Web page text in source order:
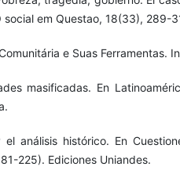
social em Questao, 18(33), 289-
e Suas Ferramentas.
masificadas. En
análisis histórico. En
225). Ediciones Uniandes.